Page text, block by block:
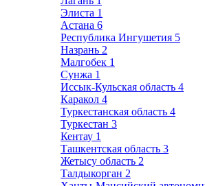
Элиста 1
Астана 6
Республика Ингушетия 5
Назрань 2
Малгобек 1
Сунжа 1
Иссык-Кульская область 4
Каракол 4
Туркестанская область 4
Туркестан 3
Кентау 1
Ташкентская область 3
Жетысу область 2
Талдыкорган 2